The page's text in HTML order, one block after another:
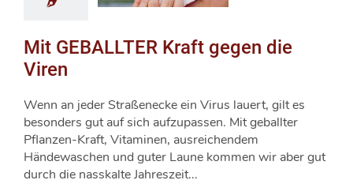
Mit GEBALLTER Kraft gegen die
Viren
Wenn an jeder Straßenecke ein Virus lauert, gilt es
besonders gut auf sich aufzupassen. Mit geballter
Pflanzen-Kraft, Vitaminen, ausreichendem
Händewaschen und guter Laune kommen wir aber gut
durch die nasskalte Jahreszeit...